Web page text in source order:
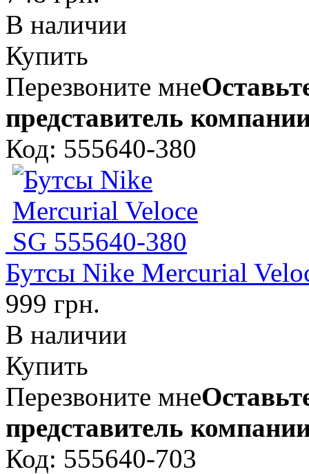
В наличии
Купить
Перезвоните мне
представитель
Код: 555640-380
Бутсы Nike Mercurial
999 грн.
В наличии
Купить
Перезвоните мне
представитель
Код: 555640-703